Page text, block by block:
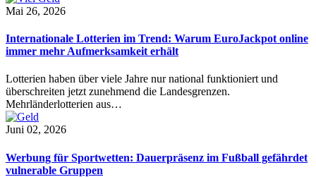
Mai 26, 2026
Internationale Lotterien im Trend: Warum EuroJackpot online
immer mehr Aufmerksamkeit erhält
Lotterien haben über viele Jahre nur national funktioniert und
überschreiten jetzt zunehmend die Landesgrenzen.
Mehrländerlotterien aus…
Juni 02, 2026
Werbung für Sportwetten: Dauerpräsenz im Fußball gefährdet
vulnerable Gruppen